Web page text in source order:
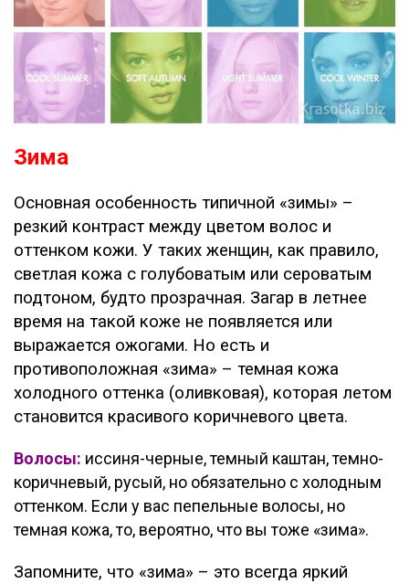
Зима
Основная особенность типичной «зимы» –
резкий контраст между цветом волос и
оттенком кожи. У таких женщин, как правило,
светлая кожа с голубоватым или сероватым
подтоном, будто прозрачная. Загар в летнее
время на такой коже не появляется или
выражается ожогами. Но есть и
противоположная «зима» – темная кожа
холодного оттенка (оливковая), которая летом
становится красивого коричневого цвета.
Волосы: иссиня-черные, темный каштан, темно-
коричневый, русый, но обязательно с холодным
оттенком. Если у вас пепельные волосы, но
темная кожа, то, вероятно, что вы тоже «зима».
Запомните, что «зима» – это всегда яркий